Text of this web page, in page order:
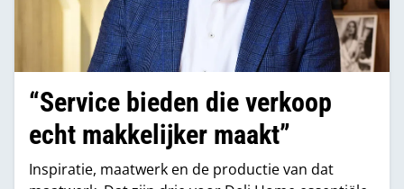
“Service bieden die verkoop
echt makkelijker maakt”
Inspiratie, maatwerk en de productie van dat